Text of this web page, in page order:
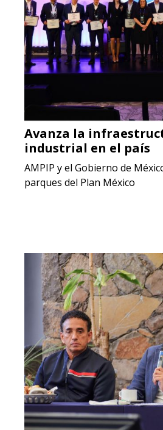
Avanza la
industrial en el país
AMPIP y el Gobierno de
parques del Plan México